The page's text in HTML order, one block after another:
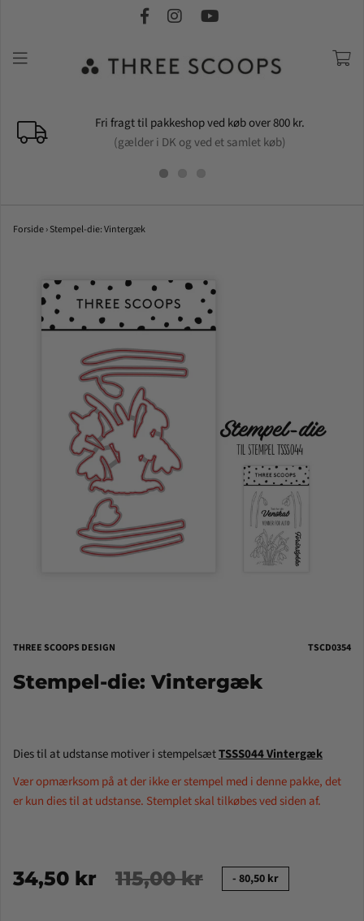
Fri fragt til pakkeshop ved køb over 800 kr.
(gælder i DK og ved et samlet køb)
Forside›Stempel-die: Vintergæk
THREE SCOOPS DESIGN TSCD0354
Stempel-die: Vintergæk
Dies til at udstanse motiver i stempelsætTSSS044 Vintergæk
Vær opmærksom på at der ikke er stempel med i denne pakke, det
er kun dies til at udstanse. Stemplet skal tilkøbes ved siden af.
34,50 kr 115,00 kr - 80,50 kr